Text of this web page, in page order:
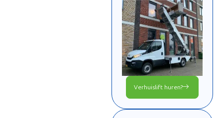
Verhuislift huren?